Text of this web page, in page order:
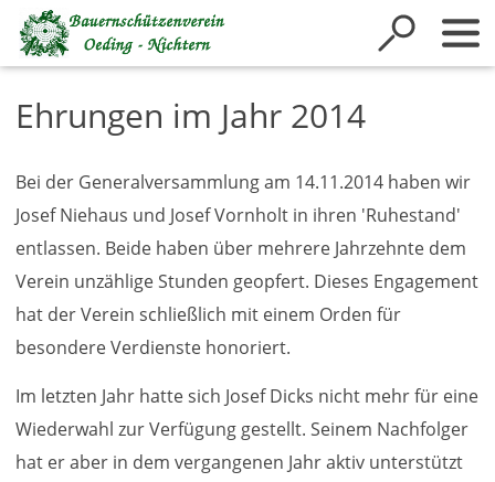
Inhalt anspringen
Ehrungen im Jahr 2014
Bei der Generalversammlung am 14.11.2014 haben wir
Josef Niehaus und Josef Vornholt in ihren 'Ruhestand'
entlassen. Beide haben über mehrere Jahrzehnte dem
Verein unzählige Stunden geopfert. Dieses Engagement
hat der Verein schließlich mit einem Orden für
besondere Verdienste honoriert.
Im letzten Jahr hatte sich Josef Dicks nicht mehr für eine
Wiederwahl zur Verfügung gestellt. Seinem Nachfolger
hat er aber in dem vergangenen Jahr aktiv unterstützt